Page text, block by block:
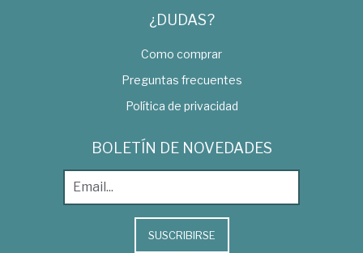
¿DUDAS?
Como comprar
Preguntas frecuentes
Política de privacidad
BOLETÍN DE NOVEDADES
SUSCRIBIRSE